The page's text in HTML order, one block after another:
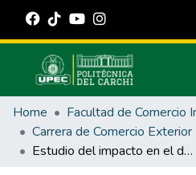
Communities & Collections
All of DSpace
Statistics
Home
Carrera de Comercio Exterior
Estudio del impacto en el desarrollo comercial local, con la posible implementación de la Zona Especial de Desarrollo Económico (ZEDE) en la ciudad de Tulcán, provincia del Carchi